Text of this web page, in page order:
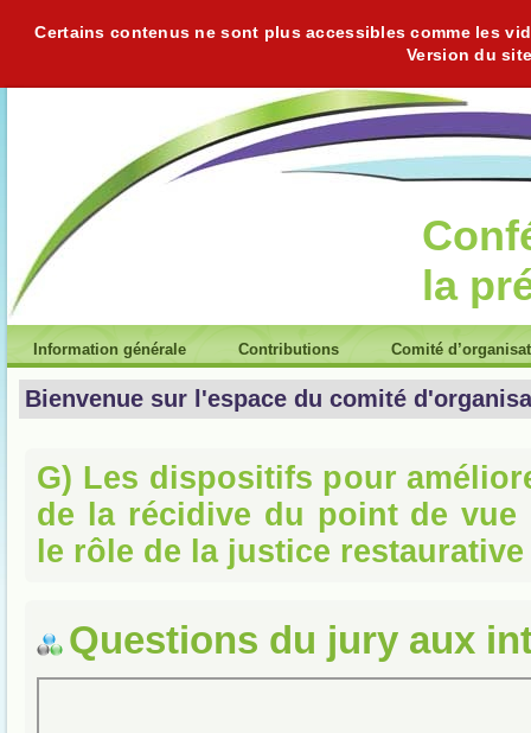
Certains contenus ne sont plus accessibles comme les
Version du
la
Information générale Contributions Comité
Bienvenue sur l'espace du comité
G) Les dispositifs pour
de la récidive du point de vue
le rôle de la justice restaurative
Questions du jury aux